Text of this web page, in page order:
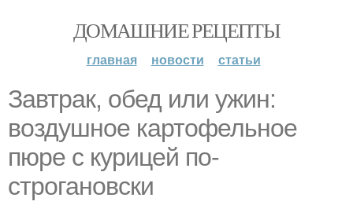
ДОМАШНИЕ РЕЦЕПТЫ
главная новости статьи
Завтрак, обед или ужин:
воздушное картофельное
пюре с курицей по-
строгановски